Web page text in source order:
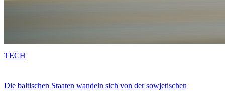
Die baltischen Staaten wandeln sich von der sowjetischen
TECH